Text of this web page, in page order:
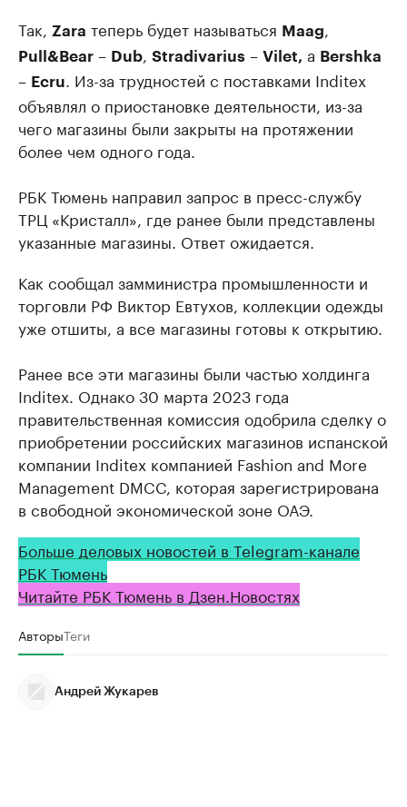
Так,
Zara теперь будет называться Maag
Pull&Bear – Dub Stradivarius – Vilet, а Bershka
– Ecru
. Из-за трудностей с поставками Inditex
объявлял о приостановке деятельности, из-за
чего магазины были закрыты на протяжении
более чем одного года.
РБК Тюмень направил запрос в пресс-службу
ТРЦ «Кристалл», где ранее были представлены
указанные магазины. Ответ ожидается.
Как сообщал замминистра промышленности и
торговли РФ Виктор Евтухов, коллекции одежды
уже отшиты, а все магазины готовы к открытию.
Ранее все эти магазины были частью холдинга
Inditex. Однако 30 марта 2023 года
правительственная комиссия одобрила сделку о
приобретении российских магазинов испанской
компании Inditex компанией Fashion and More
Management DMCC, которая зарегистрирована
в свободной экономической зоне ОАЭ.
Больше деловых новостей в Telegram-канале
РБК Тюмень
Читайте РБК Тюмень в Дзен.Новостях
АвторыТеги
Андрей Жукарев